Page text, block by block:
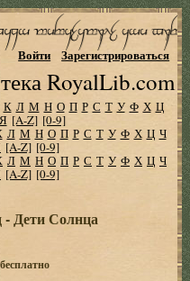
RoyalLib.com
Войти Зарегистрироваться
К Л М Н О П Р С Т У Ф Х Ц
Я [A-Z] [0-9]
Л М Н О П Р С Т У Ф Х Ц Ч
[A-Z] [0-9]
Л М Н О П Р С Т У Ф Х Ц Ч
[A-Z] [0-9]
- Дети Солнца